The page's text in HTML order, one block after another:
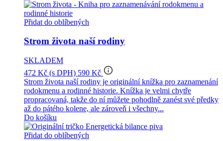
Přidat do oblíbených
Strom života naší rodiny
SKLADEM
472 Kč (s DPH) 590 Kč info_outline
Strom života naší rodiny je originální knížka pro zaznamenání
rodokmenu a rodinné historie. Knížka je velmi chytře
propracovaná, takže do ní můžete pohodlně zanést své předky
až do pátého kolene, ale zároveň i všechny...
Do košíku
Přidat do oblíbených